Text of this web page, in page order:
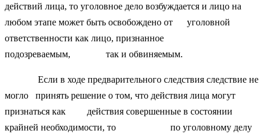
действий лица, то уголовное дело возбуждается и лицо на
любом этапе может быть освобождено от уголовной
ответственности как лицо, признанное
подозреваемым, так и обвиняемым.
Если в ходе предварительного следствия следствие не
могло принять решение о том, что действия лица могут
признаться как действия совершенные в состоянии
крайней необходимости, то по уголовному делу